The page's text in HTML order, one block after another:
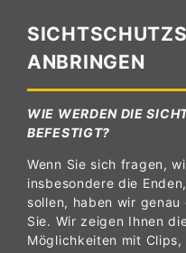
ANBRINGEN
WIE WERDEN DIE
BEFESTIGT?
Wenn Sie sich fragen,
insbesondere die
sollen, haben wir
Sie. Wir zeigen Ihnen
Möglichkeiten mit